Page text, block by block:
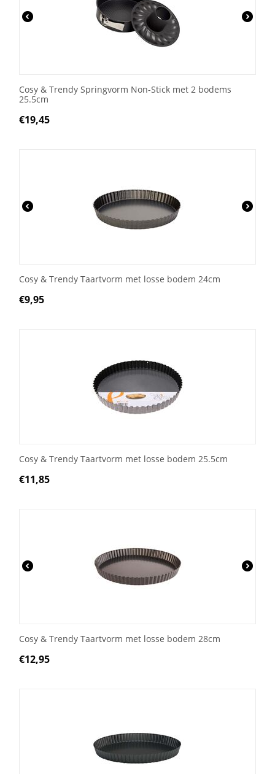
Cosy & Trendy Springvorm Non-Stick met 2 bodems
25.5cm
€19,45
Cosy & Trendy Taartvorm met losse bodem 24cm
€9,95
Cosy & Trendy Taartvorm met losse bodem 25.5cm
€11,85
Cosy & Trendy Taartvorm met losse bodem 28cm
€12,95